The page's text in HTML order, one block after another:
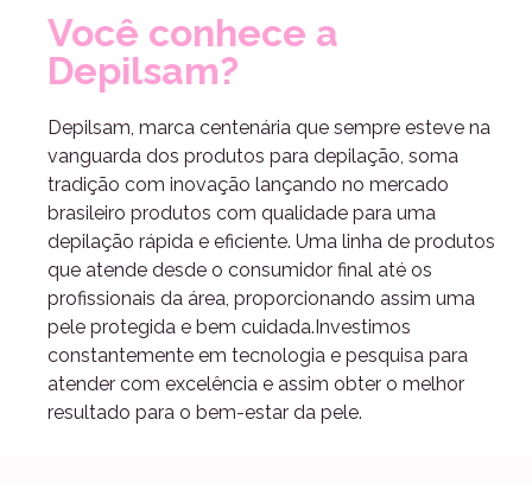
Você conhece a
Depilsam?
Depilsam, marca centenária que sempre esteve na
vanguarda dos produtos para depilação, soma
tradição com inovação lançando no mercado
brasileiro produtos com qualidade para uma
depilação rápida e eficiente. Uma linha de produtos
que atende desde o consumidor final até os
profissionais da área, proporcionando assim uma
pele protegida e bem cuidada.Investimos
constantemente em tecnologia e pesquisa para
atender com excelência e assim obter o melhor
resultado para o bem-estar da pele.